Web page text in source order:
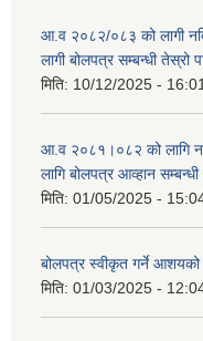
आ.व २०८२/०८३ को लागी
लागी बोलपत्र सम्बन्धी
मिति: 10/12/2025 -
आ.व २०८१।०८२ को लागि
लागि बोलपत्र आव्हान
मिति: 01/05/2025 -
बोलपत्र स्वीकृत गर्ने
मिति: 01/03/2025 -